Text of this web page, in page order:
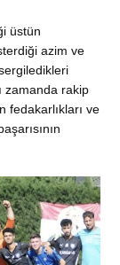
üstün
azim ve
zamanda rakip
fedakarlıkları ve